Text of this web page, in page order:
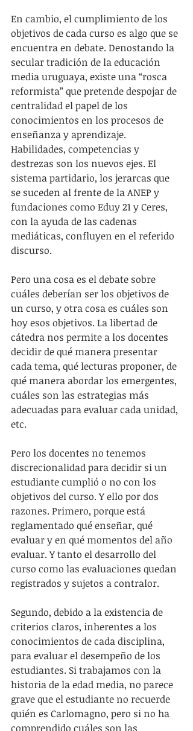
En cambio, el cumplimiento de los
objetivos de cada curso es algo que se
encuentra en debate. Denostando la
secular tradición de la educación
media uruguaya, existe una “rosca
reformista” que pretende despojar de
centralidad el papel de los
conocimientos en los procesos de
enseñanza y aprendizaje.
Habilidades, competencias y
destrezas son los nuevos ejes. El
sistema partidario, los jerarcas que
se suceden al frente de la ANEP y
fundaciones como Eduy 21 y Ceres,
con la ayuda de las cadenas
mediáticas, confluyen en el referido
discurso.
Pero una cosa es el debate sobre
cuáles deberían ser los objetivos de
un curso, y otra cosa es cuáles son
hoy esos objetivos. La libertad de
cátedra nos permite a los docentes
decidir de qué manera presentar
cada tema, qué lecturas proponer, de
qué manera abordar los emergentes,
cuáles son las estrategias más
adecuadas para evaluar cada unidad,
etc.
Pero los docentes no tenemos
discrecionalidad para decidir si un
estudiante cumplió o no con los
objetivos del curso. Y ello por dos
razones. Primero, porque está
reglamentado qué enseñar, qué
evaluar y en qué momentos del año
evaluar. Y tanto el desarrollo del
curso como las evaluaciones quedan
registrados y sujetos a contralor.
Segundo, debido a la existencia de
criterios claros, inherentes a los
conocimientos de cada disciplina,
para evaluar el desempeño de los
estudiantes. Si trabajamos con la
historia de la edad media, no parece
grave que el estudiante no recuerde
quién es Carlomagno, pero si no ha
comprendido cuáles son las